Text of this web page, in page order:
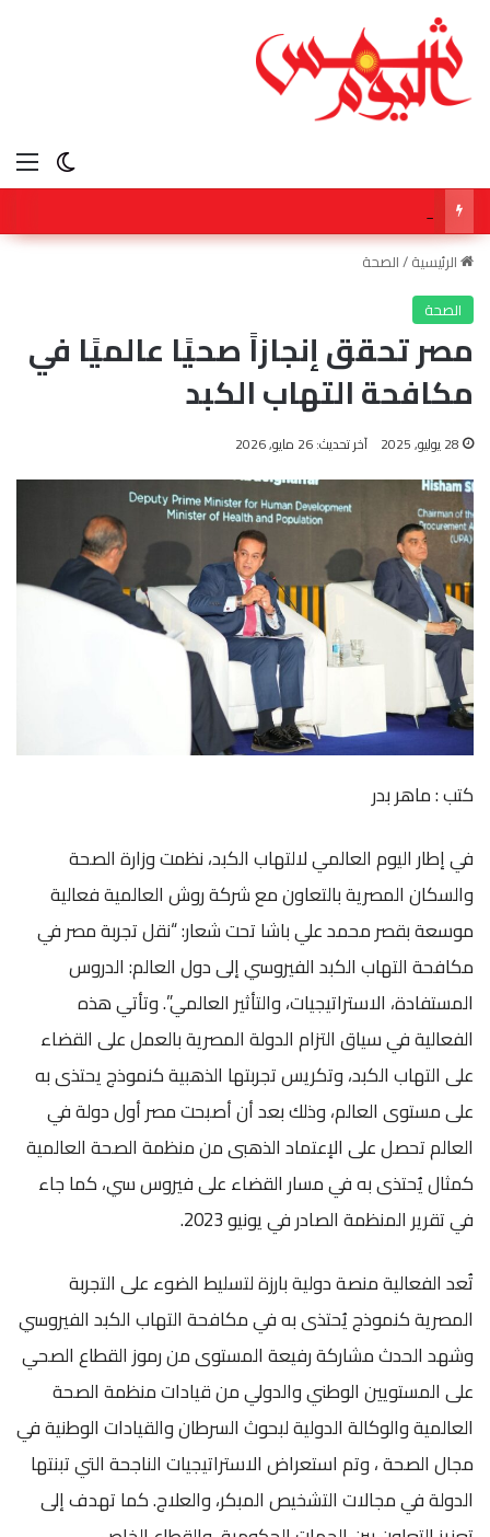
الرئيسية/الصحة
الصحة
مصر تحقق إنجازاً صحيًا عالميًا في
مكافحة التهاب الكبد
28 يوليو, 2025 آخر تحديث: 26 مايو, 2026
كتب : ماهر بدر
في إطار اليوم العالمي لالتهاب الكبد، نظمت وزارة الصحة
والسكان المصرية بالتعاون مع شركة روش العالمية فعالية
موسعة بقصر محمد علي باشا تحت شعار: “نقل تجربة مصر في
مكافحة التهاب الكبد الفيروسي إلى دول العالم: الدروس
المستفادة، الاستراتيجيات، والتأثير العالمي”. وتأتي هذه
الفعالية في سياق التزام الدولة المصرية بالعمل على القضاء
على التهاب الكبد، وتكريس تجربتها الذهبية كنموذج يحتذى به
على مستوى العالم، وذلك بعد أن أصبحت مصر أول دولة في
العالم تحصل على الإعتماد الذهبى من منظمة الصحة العالمية
كمثال يُحتذى به في مسار القضاء على فيروس سي، كما جاء
في تقرير المنظمة الصادر في يونيو 2023.
تُعد الفعالية منصة دولية بارزة لتسليط الضوء على التجربة
المصرية كنموذج يُحتذى به في مكافحة التهاب الكبد الفيروسي
وشهد الحدث مشاركة رفيعة المستوى من رموز القطاع الصحي
على المستويين الوطني والدولي من قيادات منظمة الصحة
العالمية والوكالة الدولية لبحوث السرطان والقيادات الوطنية في
مجال الصحة ، وتم استعراض الاستراتيجيات الناجحة التي تبنتها
الدولة في مجالات التشخيص المبكر، والعلاج. كما تهدف إلى